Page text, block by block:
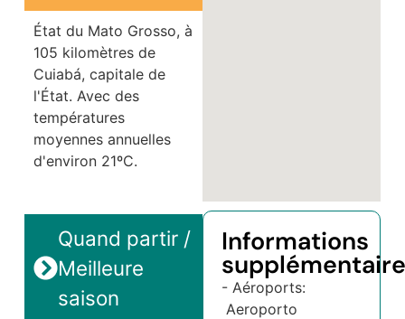
État du Mato Grosso, à
105 kilomètres de
Cuiabá, capitale de
l'État. Avec des
températures
moyennes annuelles
d'environ 21ºC.
Quand partir /
Meilleure
saison
Informations
- Aéroports:
Aeroporto